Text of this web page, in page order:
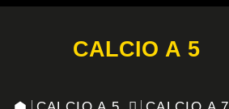
CALCIO A 5